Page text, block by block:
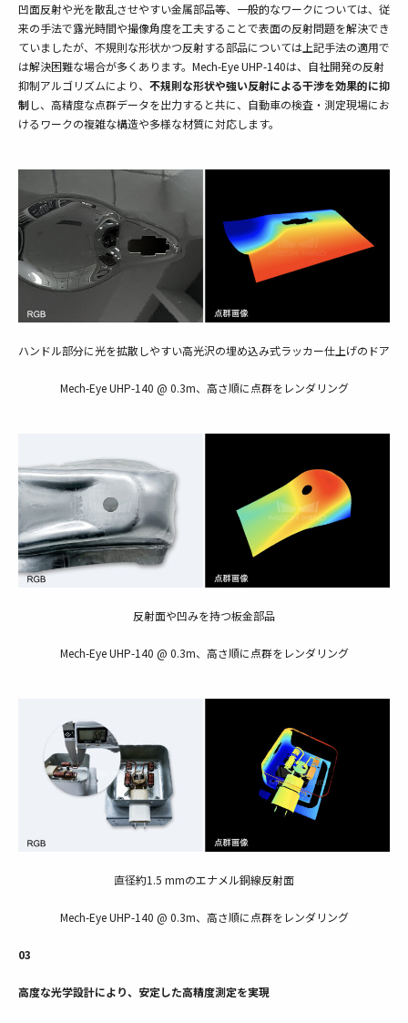
凹面反射や光を散乱させやすい金属部品等、一般的なワークについては、従
来の手法で露光時間や撮像角度を工夫することで表面の反射問題を解決でき
ていましたが、不規則な形状かつ反射する部品については上記手法の適用で
は解決困難な場合が多くあります。Mech-Eye UHP-140は、自社開発の反射
抑制アルゴリズムにより、 不規則な形状や強い反射による干渉を効果的に抑
制し、高精度な点群データを出力すると共に、自動車の検査・測定現場にお
けるワークの複雑な構造や多様な材質に対応します。
ハンドル部分に光を拡散しやすい高光沢の埋め込み式ラッカー仕上げのドア
Mech-Eye UHP-140 @ 0.3m、高さ順に点群をレンダリング
反射面や凹みを持つ板金部品
Mech-Eye UHP-140 @ 0.3m、高さ順に点群をレンダリング
直径約1.5 mmのエナメル銅線反射面
Mech-Eye UHP-140 @ 0.3m、高さ順に点群をレンダリング
03
高度な光学設計により、安定した高精度測定を実現